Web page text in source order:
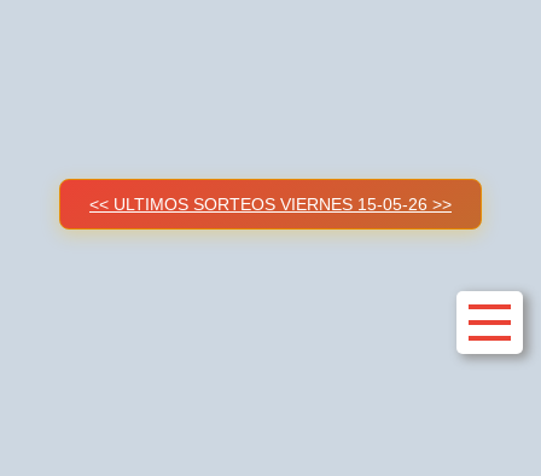
<< ULTIMOS SORTEOS VIERNES 15-05-26 >>